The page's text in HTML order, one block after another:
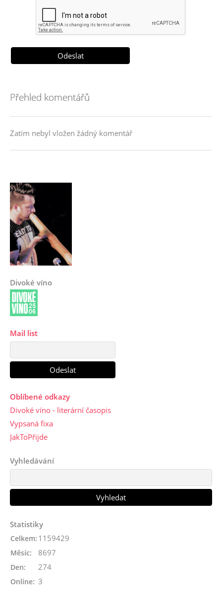
Přehled komentářů
Zatím nebyl vložen žádný komentář
Divoké víno
Mail list
Oblíbené odkazy
Divoké víno - literární časopis
Vypsaná fixa
JakToPřijde
Vyhledávání
Statistiky
Online: 3
Celkem: 1159429
Měsíc: 8697
Den: 274